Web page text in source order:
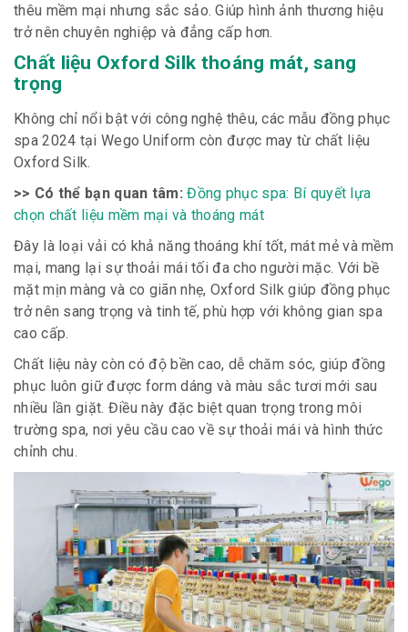
thêu mềm mại nhưng sắc sảo. Giúp hình ảnh thương hiệu
trở nên chuyên nghiệp và đẳng cấp hơn.
Chất liệu Oxford Silk thoáng mát, sang
trọng
Không chỉ nổi bật với công nghệ thêu, các mẫu đồng phục
spa 2024 tại Wego Uniform còn được may từ chất liệu
Oxford Silk.
>> Có thể bạn quan tâm: Đồng phục spa: Bí quyết lựa
chọn chất liệu mềm mại và thoáng mát
Đây là loại vải có khả năng thoáng khí tốt, mát mẻ và mềm
mại, mang lại sự thoải mái tối đa cho người mặc. Với bề
mặt mịn màng và co giãn nhẹ, Oxford Silk giúp đồng phục
trở nên sang trọng và tinh tế, phù hợp với không gian spa
cao cấp.
Chất liệu này còn có độ bền cao, dễ chăm sóc, giúp đồng
phục luôn giữ được form dáng và màu sắc tươi mới sau
nhiều lần giặt. Điều này đặc biệt quan trọng trong môi
trường spa, nơi yêu cầu cao về sự thoải mái và hình thức
chỉnh chu.